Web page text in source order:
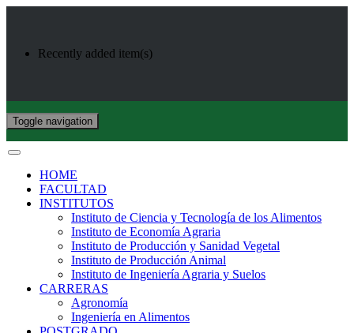
Recently added item(s)
Toggle navigation
HOME
FACULTAD
INSTITUTOS
Instituto de Ciencia y Tecnología de los Alimentos
Instituto de Economía Agraria
Instituto de Producción y Sanidad Vegetal
Instituto de Producción Animal
Instituto de Ingeniería Agraria y Suelos
CARRERAS
Agronomía
Ingeniería en Alimentos